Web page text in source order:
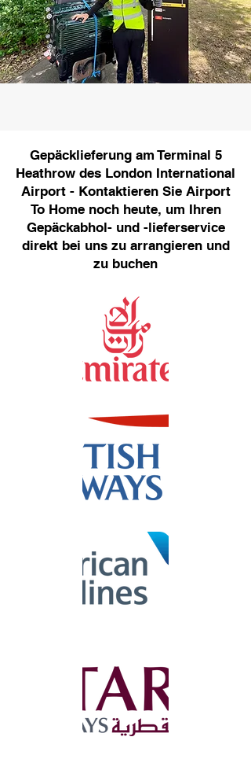
Gepäcklieferung am Terminal 5
Heathrow des London International
Airport - Kontaktieren Sie Airport
To Home noch heute, um Ihren
Gepäckabhol- und -lieferservice
direkt bei uns zu arrangieren und
zu buchen